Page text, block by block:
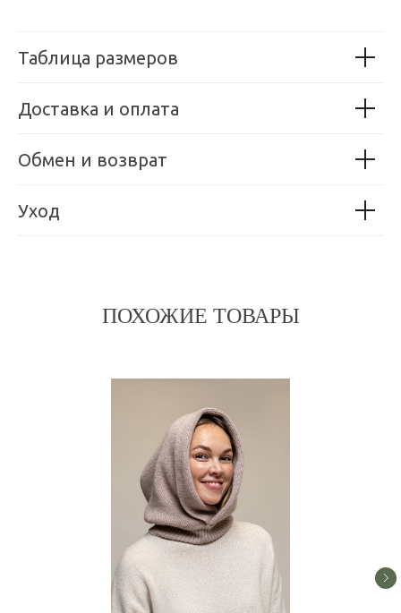
Таблица размеров
Доставка и оплата
Обмен и возврат
Уход
ПОХОЖИЕ ТОВАРЫ